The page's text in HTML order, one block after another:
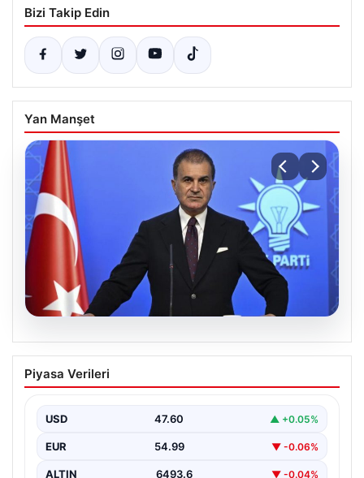
Bizi Takip Edin
Yan Manşet
05.08.2026
Patlaması: Bebek Yanıklarla Mücadele
Ediyor
Piyasa Verileri